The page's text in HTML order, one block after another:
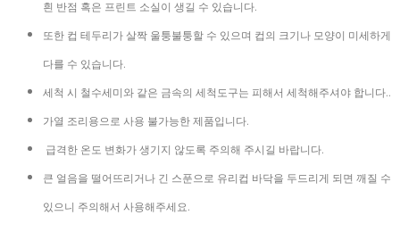
흰 반점 혹은 프린트 소실이 생길 수 있습니다.
또한 컵 테두리가 살짝 울퉁불퉁할 수 있으며 컵의 크기나 모양이 미세하게
다를 수 있습니다.
세척 시 철수세미와 같은 금속의 세척도구는 피해서 세척해주셔야 합니다..
가열 조리용으로 사용 불가능한 제품입니다.
급격한 온도 변화가 생기지 않도록 주의해 주시길 바랍니다.
큰 얼음을 떨어뜨리거나 긴 스푼으로 유리컵 바닥을 두드리게 되면 깨질 수
있으니 주의해서 사용해주세요.